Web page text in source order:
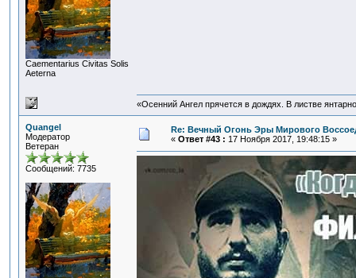
Сaementarius Civitas Solis
Aeterna
«Осенний Ангел прячется в дождях. В листве
Quangel
Модератор
Ветеран
Сообщений: 7735
Re: Вечный Огонь Эры Мирового
« Ответ #43 : 17 Ноября 2017, 19:48:15 »